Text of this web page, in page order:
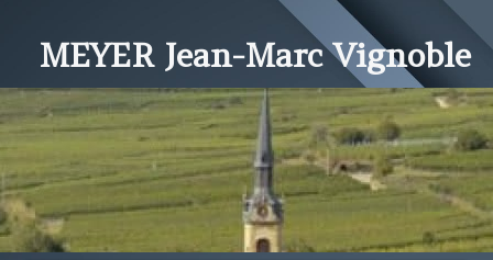
MEYER Jean-Marc Vignoble